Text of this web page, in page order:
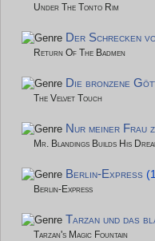
Under The Tonto Rim
Der Schrecken
Return Of The Badmen
Die bronzene
The Velvet Touch
Nur meiner Frau
Mr. Blandings Builds His
Berlin-Express
Berlin-Express
Tarzan und das
Tarzan's Magic Fountain